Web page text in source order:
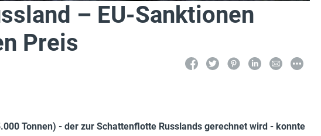
– EU-Sanktionen
Preis
Tonnen) - der zur Schattenflotte Russlands gerechnet wird - konnte